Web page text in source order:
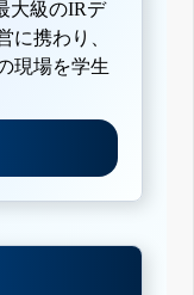
大級のIRデ
に携わり、
現場を学生